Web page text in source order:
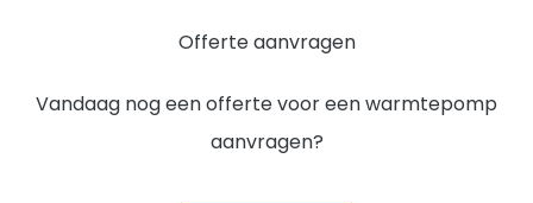
Offerte aanvragen
Vandaag nog een offerte voor een warmtepomp
aanvragen?